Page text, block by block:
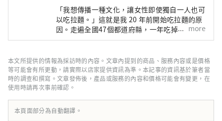
「我想傳播一種文化，讓女性即使獨自一人也可
以吃拉麵。」這就是我 20 年前開始吃拉麵的原
因。走遍全國47個都道府縣，一年吃掉600多碗
的拉麵女孩。雖然外面有很多男性拉麵狂人，但
的同時保持身材。她主持出租受歡迎的拉麵店的
拉麵女孩協會，並於2015年在橫濱紅磚倉庫舉
辦了「第一屆拉麵女孩博覽會」。該活動吸引了
來自全國各地的熱門商店，此後在大阪、名古
屋、東京、熊本和靜岡舉辦，總共吸引了約75
萬人參加。 2018年，成立Ramen Switch株式
more
本文所提供的情報為採訪時的內容。文章內提到的商品、服務內容或是價格
等可能會有所更動，請實際以店家提供資訊為準。本記事的資訊基於筆者當
時的調查和撰寫。文章發佈後，產品或服務的內容和價格可能會有變更，在
使用時請再次事前確認。
本頁面部分為自動翻譯。